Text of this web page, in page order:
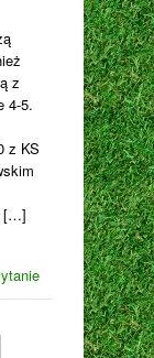
z
4-5.
z KS
[…]